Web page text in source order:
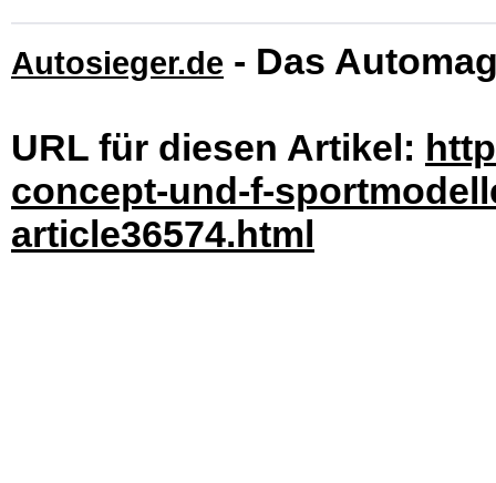
Autosieger.de - Das
URL für diesen Artikel:
concept-und-f-
article36574.html